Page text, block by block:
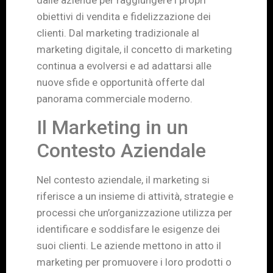
obiettivi di vendita e fidelizzazione dei
clienti. Dal marketing tradizionale al
marketing digitale, il concetto di marketing
continua a evolversi e ad adattarsi alle
nuove sfide e opportunità offerte dal
panorama commerciale moderno.
Il Marketing in un
Contesto Aziendale
Nel contesto aziendale, il marketing si
riferisce a un insieme di attività, strategie e
processi che un’organizzazione utilizza per
identificare e soddisfare le esigenze dei
suoi clienti. Le aziende mettono in atto il
marketing per promuovere i loro prodotti o